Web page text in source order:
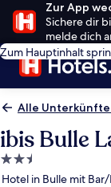
Zur App
Sichere dir
melde dich
Zum Hauptinhalt
Alle
ibis Bulle
2.5-
Sterne-
Hotel in Bulle mit